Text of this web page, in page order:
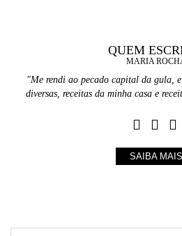
QUEM
MARIA
"Me rendi ao pecado capital da gula,
diversas, receitas da minha casa e
SAIBA MAIS